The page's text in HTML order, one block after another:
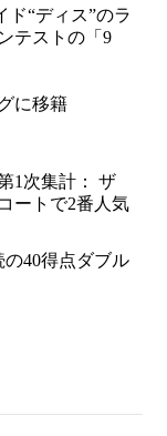
ド“ディス”のラ
テストの「9
に移籍
1次集計： ザ
ートで2番人気
40得点ダブル